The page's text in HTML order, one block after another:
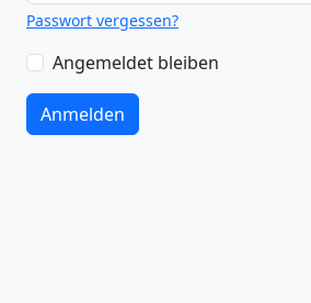
Passwort vergessen?
Angemeldet bleiben
Anmelden